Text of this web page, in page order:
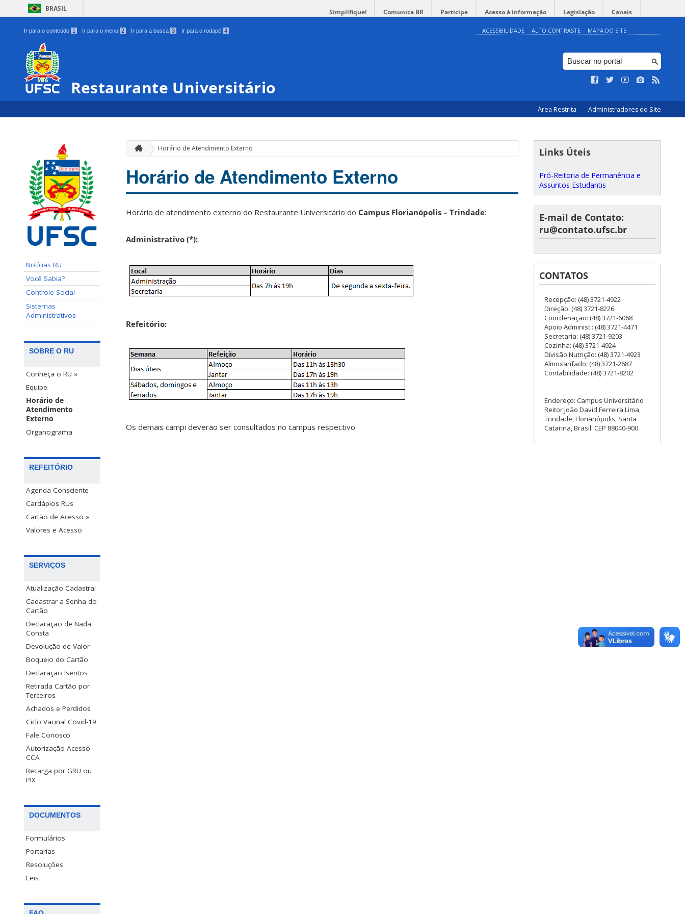
BRASIL Simplifique! Comunica BR Participe Acesso à informação Legislação Canais
Ir para o conteúdo 1 Ir para o menu 2 Ir para a busca 3 Ir para o rodapé 4 ACESSIBILIDADE ALTO CONTRASTE MAPA DO SITE
Restaurante Universitário
Área Restrita Administradores do Site
Notícias RU
Você Sabia?
Controle Social
Sistemas
Administrativos
SOBRE O RU
Conheça o RU »
Equipe
Horário de
Atendimento
Externo
Organograma
REFEITÓRIO
Agenda Consciente
Cardápios RUs
Cartão de Acesso »
Valores e Acesso
SERVIÇOS
Atualização Cadastral
Cadastrar a Senha do
Cartão
Declaração de Nada
Consta
Devolução de Valor
Boqueio do Cartão
Declaração Isentos
Retirada Cartão por
Terceiros
Achados e Perdidos
Ciclo Vacinal Covid-19
Fale Conosco
Autorização Acesso
CCA
Recarga por GRU ou
PIX
DOCUMENTOS
Formulários
Portarias
Resoluções
Leis
Horário de Atendimento Externo
Horário de Atendimento Externo
Horário de atendimento externo do Restaurante Universitário do Campus Florianópolis – Trindade:
Administrativo (*):
Refeitório:
Os demais campi deverão ser consultados no campus respectivo.
Links Úteis
Pró-Reitoria de Permanência e
Assuntos Estudantis
E-mail de Contato:
ru@contato.ufsc.br
CONTATOS
Recepção: (48) 3721-4922
Direção: (48) 3721-8226
Coordenação: (48) 3721-6068
Apoio Administ.: (48) 3721-4471
Secretaria: (48) 3721-9203
Cozinha: (48) 3721-4924
Divisão Nutrição: (48) 3721-4923
Almoxarifado: (48) 3721-2687
Contabilidade: (48) 3721-8202
Endereço: Campus Universitário
Reitor João David Ferreira Lima,
Trindade, Florianópolis, Santa
Catarina, Brasil. CEP 88040-900